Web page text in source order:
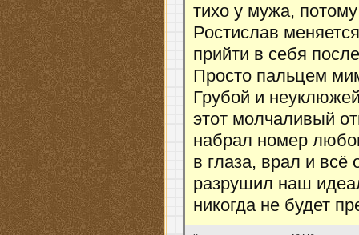
тихо у мужа,
Ростислав
прийти в себя
Просто пальцем
Грубой и
этот молчаливый
набрал номер
в глаза, врал и
разрушил наш
никогда не будет